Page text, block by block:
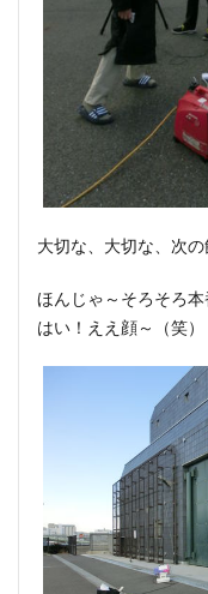
大切な、大切な、次の
ほんじゃ～そろそろ本
はい！ええ顔～（笑）